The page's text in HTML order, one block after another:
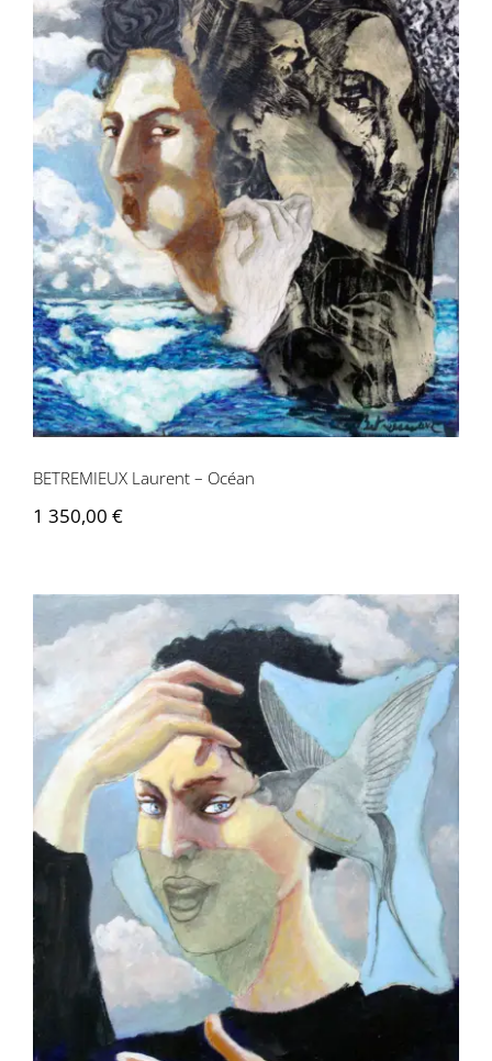
BETREMIEUX Laurent – Océan
BETREMIEUX Laurent – Océan
1 350,00 €
BETREMIEUX Laurent – Invitations aux
voyages